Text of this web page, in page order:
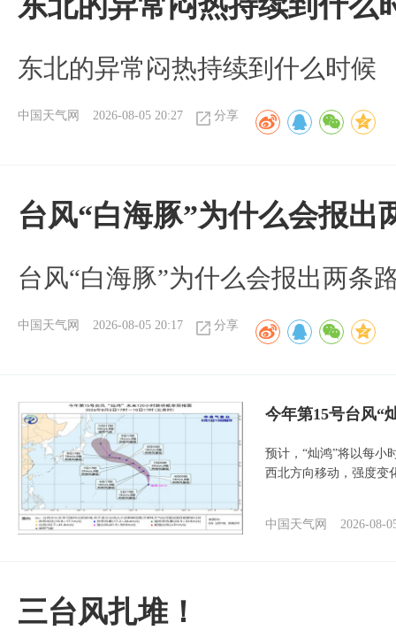
东北的异常闷热持续到什么时候
中国天气网 2026-08-05 20:27 分享
台风“白海豚”为什么会报出
台风“白海豚”为什么会报出两条
中国天气网 2026-08-05 20:17 分享
今年第15号台风“
预计，“灿鸿”将以每小
西北方向移动，强度变
中国天气网 2026-08-
三台风扎堆！